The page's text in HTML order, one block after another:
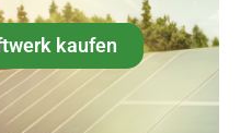
kaufen